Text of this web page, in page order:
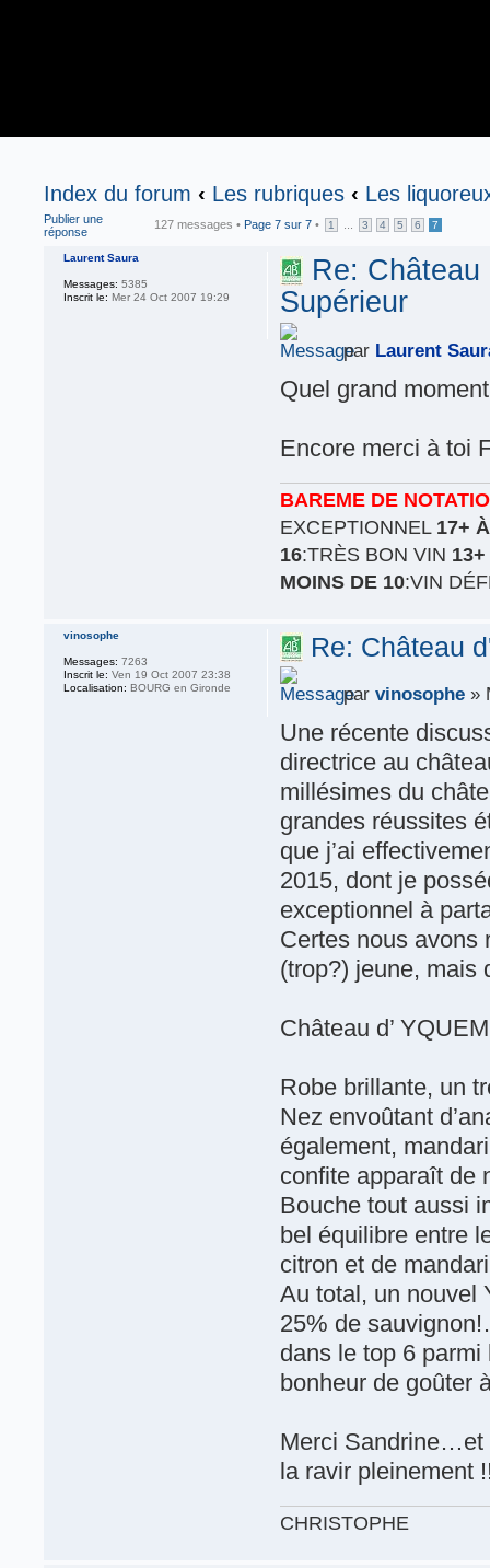
Index du forum ‹ Les rubriques ‹ Les
Publier une
réponse
127 messages • Page 7 sur 7 • 1 3 4 5 6 7
Re: Château
Supérieur
par Laurent
Quel grand
Encore merci à toi
BAREME DE
EXCEPTIONNEL 17+
16:TRÈS BON VIN
MOINS DE 10:VIN
Laurent Saura
Messages: 5385
Inscrit le: Mer 24 Oct 2007 19:29
Re: Château
parvinosophe »
Une récente
directrice au
millésimes du
grandes réussites
que j’ai
2015, dont je
exceptionnel à
Certes nous avons
(trop?) jeune,
Château d’
Robe brillante, un
Nez envoûtant
également,
confite apparaît de
Bouche tout aussi
bel équilibre entre
citron et de
Au total, un nouvel
25% de
dans le top 6 parmi
bonheur de goûter
Merci Sandrine…et
la ravir pleinement
CHRISTOPHE
vinosophe
Messages: 7263
Inscrit le: Ven 19 Oct 2007 23:38
Localisation: BOURG en Gironde